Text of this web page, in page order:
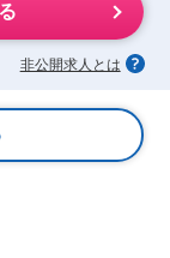
非公開求人とは